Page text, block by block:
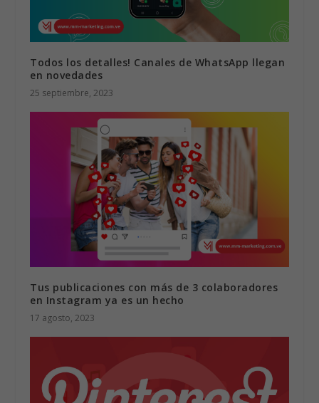
Todos los detalles! Canales de WhatsApp llegan
en novedades
25 septiembre, 2023
Tus publicaciones con más de 3 colaboradores
en Instagram ya es un hecho
17 agosto, 2023